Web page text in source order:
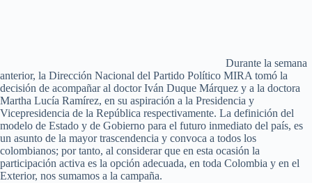
Durante la semana
anterior, la Dirección Nacional del Partido Político MIRA tomó la
decisión de acompañar al doctor Iván Duque Márquez y a la doctora
Martha Lucía Ramírez, en su aspiración a la Presidencia y
Vicepresidencia de la República respectivamente. La definición del
modelo de Estado y de Gobierno para el futuro inmediato del país, es
un asunto de la mayor trascendencia y convoca a todos los
colombianos; por tanto, al considerar que en esta ocasión la
participación activa es la opción adecuada, en toda Colombia y en el
Exterior, nos sumamos a la campaña.